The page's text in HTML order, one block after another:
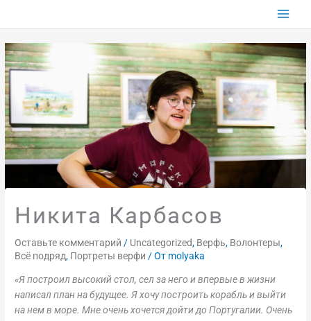
Никита Карбасов
Оставьте комментарий / Uncategorized, Верфь, Волонтеры,
Всё подряд, Портреты верфи / От molyaka
«Я построил высокий стол, сел за него и впервые в жизни
написал план на будущее. Я хочу построить корабль и выйти
на нем в море. Мне очень хочется дойти до Португалии. Очень